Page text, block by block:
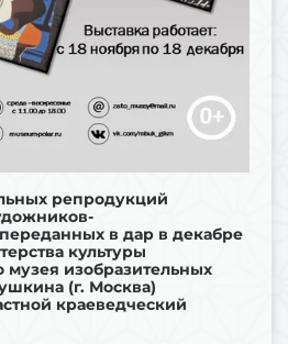
репродукций
в дар в декабре
культуры
музея изобразительных
(г. Москва)
краеведческий